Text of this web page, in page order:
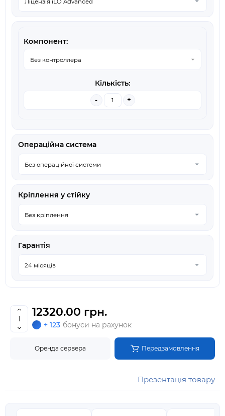
- +
Операційна система
Кріплення у стійку
Гарантія
12320.00 грн.
+ 123 бонуси на рахунок
Оренда сервера Передзамовлення
Презентація товару